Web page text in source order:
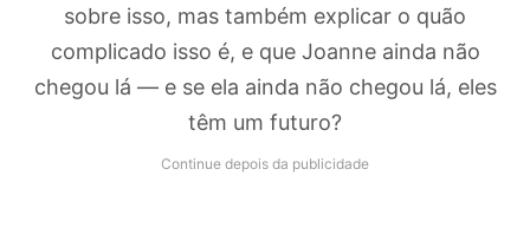
sobre isso, mas também explicar o quão
complicado isso é, e que Joanne ainda não
chegou lá — e se ela ainda não chegou lá, eles
têm um futuro?
Continue depois da publicidade